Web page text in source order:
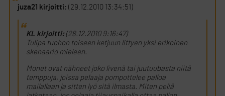
juza21 kirjoitti: (29.12.2010 13:34:51)
KL kirjoitti:(28.12.2010 9:16:47)
Tulipa tuohon toiseen ketjuun littyen yksi erikoinen
skenaario mieleen.
Monet ovat nähneet joko livenä tai juutuubasta niitä
temppuja, joissa pelaaja pompottelee palloa
mailallaan ja sitten lyö sitä ilmasta. Miten peliä